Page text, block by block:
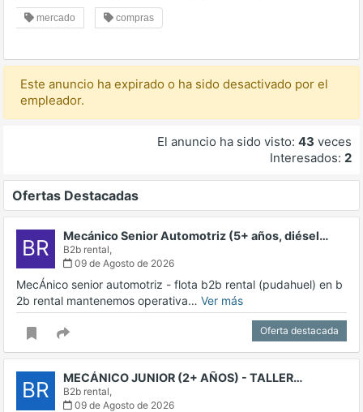
mercado compras
Este anuncio ha expirado o ha sido desactivado por el
empleador.
El anuncio ha sido visto: 43 veces
Interesados: 2
Ofertas Destacadas
BR Mecánico Senior Automotriz (5+ años, diésel…
B2b rental,
09 de Agosto de 2026
MecÁnico senior automotriz - flota b2b rental (pudahuel) en b
2b rental mantenemos operativa… Ver más
Oferta destacada
BR MECÁNICO JUNIOR (2+ AÑOS) - TALLER…
B2b rental,
09 de Agosto de 2026